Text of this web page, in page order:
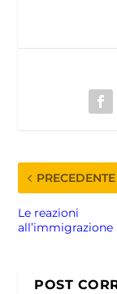
PRECEDENTE
Le reazioni
all’immigrazione
POST